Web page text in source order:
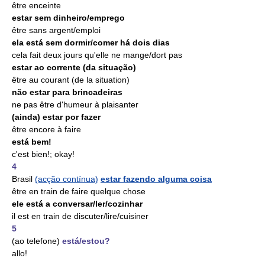
être enceinte
estar sem dinheiro/emprego
être sans argent/emploi
ela está sem dormir/comer há dois dias
cela fait deux jours qu'elle ne mange/dort pas
estar ao corrente (da situação)
être au courant (de la situation)
não estar para brincadeiras
ne pas être d'humeur à plaisanter
(ainda) estar por fazer
être encore à faire
está bem!
c'est bien!; okay!
4
Brasil (acção contínua) estar fazendo alguma coisa
être en train de faire quelque chose
ele está a conversar/ler/cozinhar
il est en train de discuter/lire/cuisiner
5
(ao telefone) está/estou?
allo!